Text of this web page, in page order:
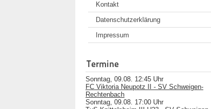
Kontakt
Datenschutzerklärung
Impressum
Termine
Sonntag, 09.08. 12:45 Uhr
FC Viktoria Neupotz II - SV Schweigen-
Rechtenbach
Sonntag, 09.08. 17:00 Uhr